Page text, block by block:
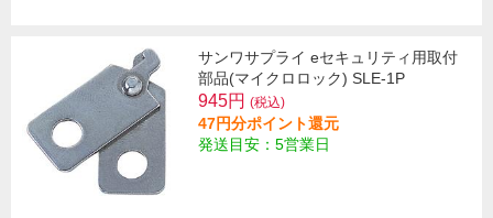
サンワサプライ eセキュリティ用取付
部品(マイクロロック) SLE-1P
945円 (税込)
47円分ポイント還元
発送目安：5営業日